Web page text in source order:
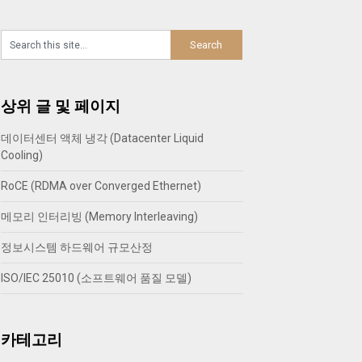
상위 글 및 페이지
데이터센터 액체 냉각 (Datacenter Liquid
Cooling)
RoCE (RDMA over Converged Ethernet)
메모리 인터리빙 (Memory Interleaving)
정보시스템 하드웨어 규모산정
ISO/IEC 25010 (소프트웨어 품질 모델)
카테고리